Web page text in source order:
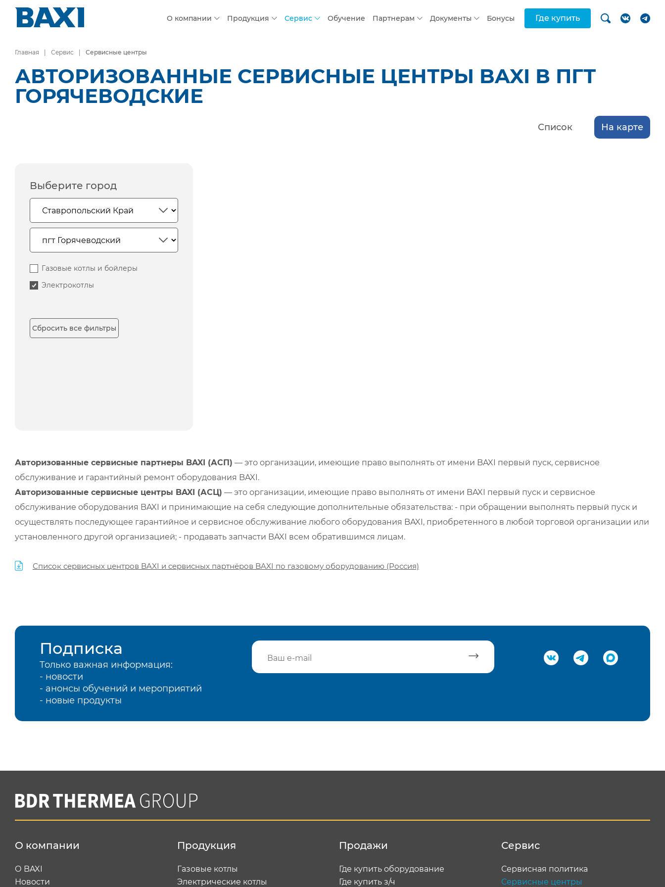
О компании Продукция Сервис Обучение Партнерам Документы Бонусы Где купить
Главная Сервис Сервисные центры
АВТОРИЗОВАННЫЕ СЕРВИСНЫЕ ЦЕНТРЫ BAXI В ПГТ
ГОРЯЧЕВОДСКИЕ
Список На карте
Выберите город
Газовые котлы и бойлеры
Электрокотлы
Сбросить все фильтры
Авторизованные сервисные партнеры BAXI (АСП) — это организации, имеющие право выполнять от имени BAXI первый пуск, сервисное
обслуживание и гарантийный ремонт оборудования BAXI.
Авторизованные сервисные центры BAXI (АСЦ) — это организации, имеющие право выполнять от имени BAXI первый пуск и сервисное
обслуживание оборудования BAXI и принимающие на себя следующие дополнительные обязательства: - при обращении выполнять первый пуск и
осуществлять последующее гарантийное и сервисное обслуживание любого оборудования BAXI, приобретенного в любой торговой организации или
установленного другой организацией; - продавать запчасти BAXI всем обратившимся лицам.
Список сервисных центров BAXI и сервисных партнёров BAXI по газовому оборудованию (Россия)
Подписка
Только важная информация:
- новости
- анонсы обучений и мероприятий
- новые продукты
О компании
О BAXI
Новости
Продукция
Газовые котлы
Электрические котлы
Продажи
Где купить оборудование
Где купить з/ч
Сервис
Сервисная политика
Сервисные центры